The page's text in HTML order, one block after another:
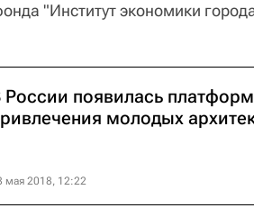
"Институт экономики
России появилась
молодых
мая 2018, 12:22